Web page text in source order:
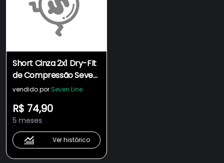
Short Cinza 2x1 Dry-FIt
de Compressão Seven
Line
vendido por Seven Line
R$ 74,90
5 meses
Ver histórico